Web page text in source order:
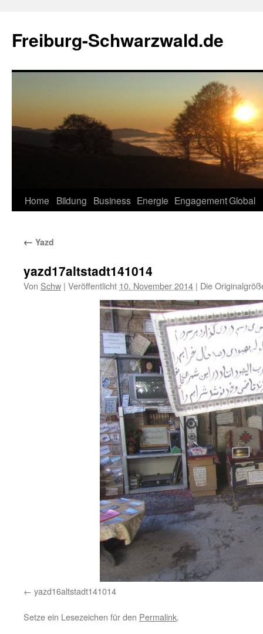
springen
Freiburg-Schwarzwald.de
Home Bildung Business Energie EngagementGlobal
← Yazd
yazd17altstadt141014
Von Schw | Veröffentlicht 10. November 2014 | Die
yazd16altstadt141014
Setze ein Lesezeichen für den Permalink.